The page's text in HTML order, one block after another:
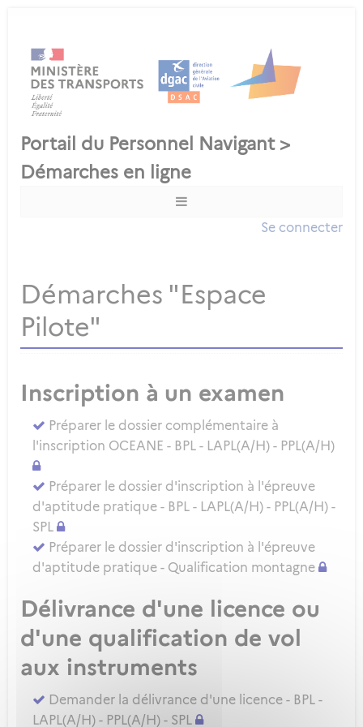
Se connecter
Démarches "Espace
Pilote"
Inscription à un examen
Préparer le dossier complémentaire à
l'inscription OCEANE - BPL - LAPL(A/H) - PPL(A/H)
Préparer le dossier d'inscription à l'épreuve
d'aptitude pratique - BPL - LAPL(A/H) - PPL(A/H) -
SPL
Préparer le dossier d'inscription à l'épreuve
d'aptitude pratique - Qualification montagne
Délivrance d'une licence ou
d'une qualification de vol
aux instruments
Demander la délivrance d'une licence - BPL -
LAPL(A/H) - PPL(A/H) - SPL